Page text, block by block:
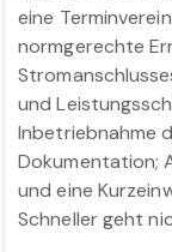
eine
normgerechte
und
Inbetriebnahme
Dokumentation;
und eine
Schneller geht